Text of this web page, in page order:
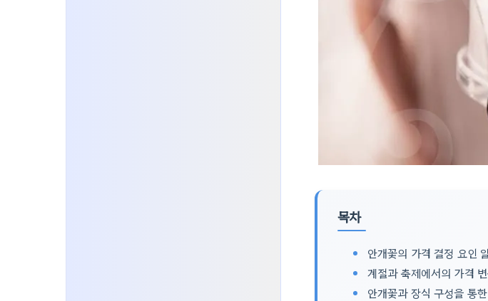
목차
안개꽃의 가격 결정 요인
계절과 축제에서의 가격
안개꽃과 장식 구성을 통